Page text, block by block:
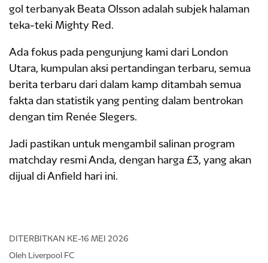
gol terbanyak Beata Olsson adalah subjek halaman
teka-teki Mighty Red.
Ada fokus pada pengunjung kami dari London
Utara, kumpulan aksi pertandingan terbaru, semua
berita terbaru dari dalam kamp ditambah semua
fakta dan statistik yang penting dalam bentrokan
dengan tim Renée Slegers.
Jadi pastikan untuk mengambil salinan program
matchday resmi Anda, dengan harga £3, yang akan
dijual di Anfield hari ini.
DITERBITKAN KE-16 MEI 2026
Oleh Liverpool FC